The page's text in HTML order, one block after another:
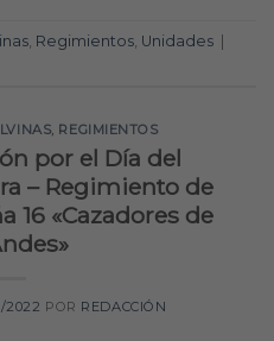
Regimientos Unidades |
, REGIMIENTOS
por el Día del
– Regimiento de
16 «Cazadores de
2022 POR REDACCIÓN